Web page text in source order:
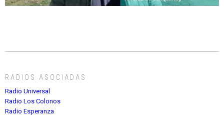
RADIOS ASOCIADAS
Radio Universal
Radio Los Colonos
Radio Esperanza